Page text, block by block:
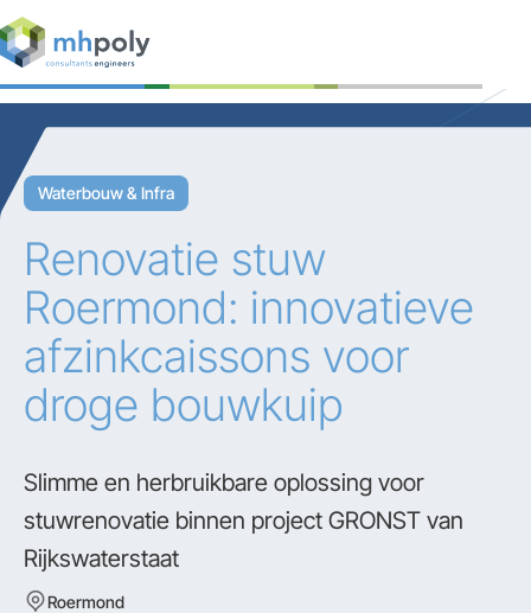
Expertises
Projecten
Werken bij
Contact
Waterbouw & Infra
Renovatie stuw
Roermond: innovatieve
afzinkcaissons voor
droge bouwkuip
Slimme en herbruikbare oplossing voor
stuwrenovatie binnen project GRONST van
Rijkswaterstaat
Roermond